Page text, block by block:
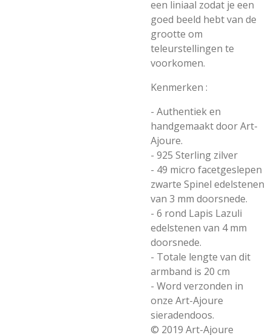
een liniaal zodat je een
goed beeld hebt van de
grootte om
teleurstellingen te
voorkomen.
Kenmerken :
- Authentiek en
handgemaakt door Art-
Ajoure.
- 925 Sterling zilver
- 49 micro facetgeslepen
zwarte Spinel edelstenen
van 3 mm doorsnede.
- 6 rond Lapis Lazuli
edelstenen van 4 mm
doorsnede.
- Totale lengte van dit
armband is 20 cm
- Word verzonden in
onze Art-Ajoure
sieradendoos.
© 2019 Art-Ajoure